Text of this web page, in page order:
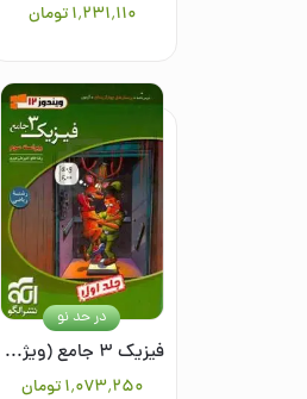
۱٬۲۳۱٬۱۱۰ تومان
فیزیک ۳ جامع (ویژه رشته ریاضی): (جلد اول) قابل استفاده برای دانش‌آموزان پایه دوازدهم دوره دوم متوسطه و داوطلبان آزمون سراسری دانشگاه‌ها
۱٬۰۷۳٬۲۵۰ تومان
در حد نو